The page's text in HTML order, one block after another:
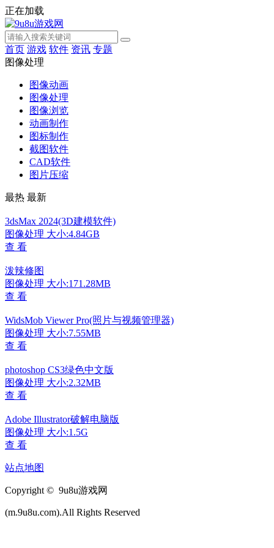
正在加载
首页 游戏 软件 资讯 专题
图像处理
图像动画
图像处理
图像浏览
动画制作
图标制作
截图软件
CAD软件
图片压缩
最热 最新
3dsMax 2024(3D建模软件)
图像处理 大小:4.84GB
查 看
泼辣修图
图像处理 大小:171.28MB
查 看
WidsMob Viewer Pro(照片与视频管理器)
图像处理 大小:7.55MB
查 看
photoshop CS3绿色中文版
图像处理 大小:2.32MB
查 看
Adobe Illustrator破解电脑版
图像处理 大小:1.5G
查 看
站点地图
Copyright © 9u8u游戏网
(m.9u8u.com).All Rights Reserved